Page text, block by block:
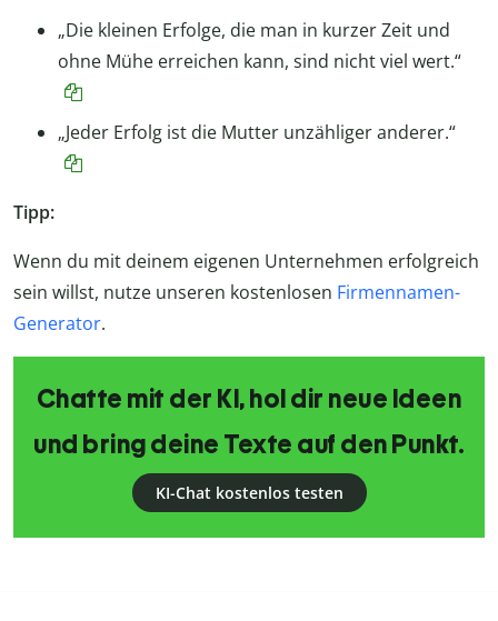
„Die kleinen Erfolge, die man in kurzer Zeit und
ohne Mühe erreichen kann, sind nicht viel wert.“
„Jeder Erfolg ist die Mutter unzähliger anderer.“
Tipp:
Wenn du mit deinem eigenen Unternehmen erfolgreich
sein willst, nutze unseren kostenlosen Firmennamen-
Generator.
Chatte mit der KI, hol dir neue Ideen
und bring deine Texte auf den Punkt.
KI-Chat kostenlos testen